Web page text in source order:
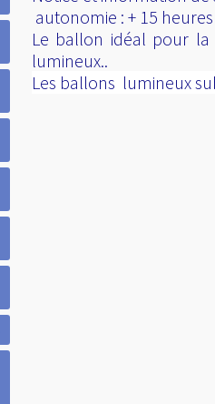
autonomie : + 15
Le ballon idéal pour
lumineux..
Les ballons lumineux